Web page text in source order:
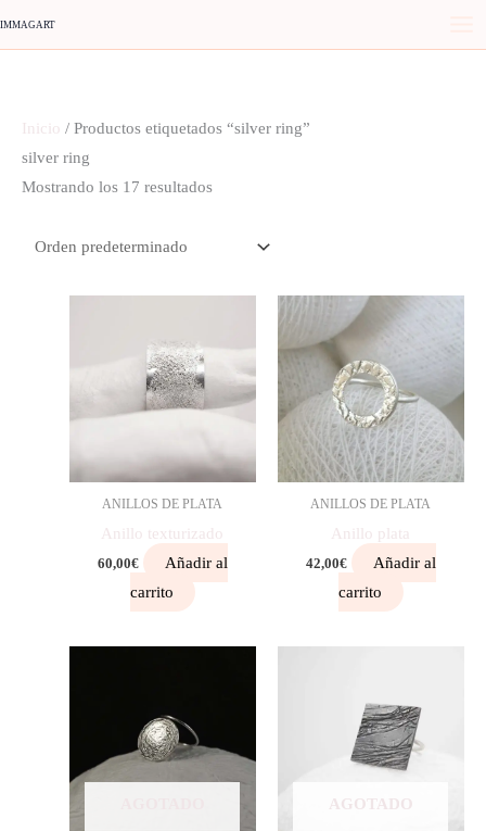
IMMAGART
Inicio / Productos etiquetados “silver ring”
silver ring
Mostrando los 17 resultados
ANILLOS DE PLATA
Anillo texturizado
60,00€
Añadir al
carrito
ANILLOS DE PLATA
Anillo plata
42,00€
Añadir al
carrito
AGOTADO